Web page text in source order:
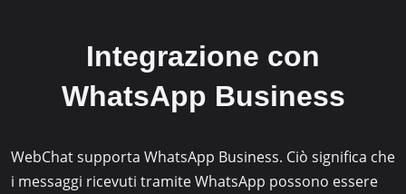
Integrazione con
WhatsApp Business
WebChat supporta WhatsApp Business. Ciò significa che
i messaggi ricevuti tramite WhatsApp possono essere